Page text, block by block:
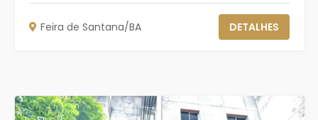
Feira de Santana/BA DETALHES